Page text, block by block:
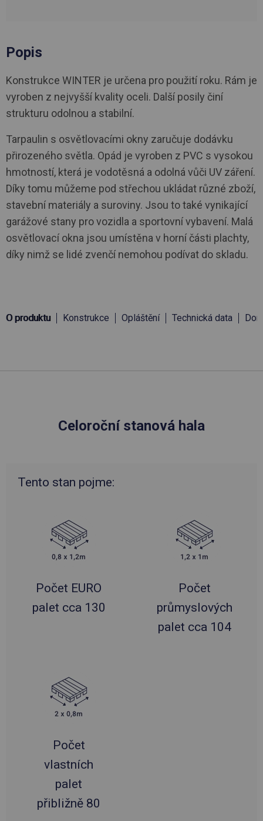
Popis
Konstrukce WINTER je určena pro použití roku. Rám je
vyroben z nejvyšší kvality oceli. Další posily činí
strukturu odolnou a stabilní.
Tarpaulin s osvětlovacími okny zaručuje dodávku
přirozeného světla. Opád je vyroben z PVC s vysokou
hmotností, která je vodotěsná a odolná vůči UV záření.
Díky tomu můžeme pod střechou ukládat různé zboží,
stavební materiály a suroviny. Jsou to také vynikající
garážové stany pro vozidla a sportovní vybavení. Malá
osvětlovací okna jsou umístěna v horní části plachty,
díky nimž se lidé zvenčí nemohou podívat do skladu.
O produktu Konstrukce Opláštění Technická data
Celoroční stanová hala
Tento stan pojme:
Počet EURO
palet cca 130
Počet
průmyslových
palet cca 104
Počet
vlastních
palet
přibližně 80